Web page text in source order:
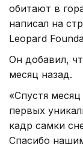
обитают в
написал на
Leopard
Он добавил,
месяц назад.
«Спустя
первых
кадр самки
Спасибо